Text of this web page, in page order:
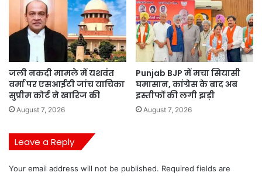
जली नकदी मामले में यशवंत
वर्मा पर एसआईटी जांच याचिका
सुप्रीम कोर्ट ने खारिज की
August 7, 2026
Punjab BJP में मचा सियासी
घमासान, कांग्रेस के बाद अब
इस्तीफों की लगी झड़ी
August 7, 2026
Leave a Reply
Your email address will not be published. Required fields are